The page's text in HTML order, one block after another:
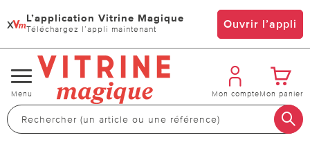
x L’application Vitrine Magique
Téléchargez l’appli maintenant Ouvrir l’appli
Changer
de
navigation
Menu Mon compteMon panier